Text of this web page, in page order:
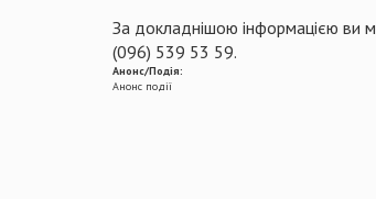
За докладнішою інформацією ви
(096) 539 53 59.
Анонс/Подія:
Анонс події